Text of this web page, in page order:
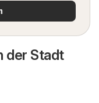
der Stadt